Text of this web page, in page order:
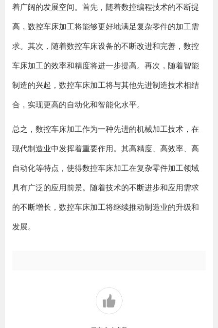
着广阔的发展空间。首先，随着数控编程技术的不断提
高，数控车床加工将能够更好地满足复杂零件的加工需
求。其次，随着数控车床设备的不断改进和完善，数控
车床加工的效率和精度将进一步提高。再次，随着智能
制造的兴起，数控车床加工将与其他先进制造技术相结
合，实现更高的自动化和智能化水平。
总之，数控车床加工作为一种先进的机械加工技术，在
现代制造业中发挥着重要作用。其高精度、高效率、高
自动化等特点，使得数控车床加工在复杂零件加工领域
具有广泛的应用前景。随着技术的不断进步和应用需求
的不断增长，数控车床加工将继续推动制造业的升级和
发展。